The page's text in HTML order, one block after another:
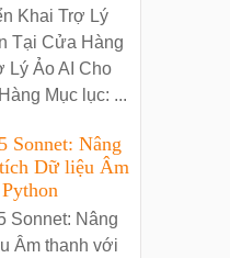
Khai Trợ Lý
Tại Cửa Hàng
Lý Ảo AI Cho
Mục lục: ...
Sonnet: Nâng
Dữ liệu Âm
Sonnet: Nâng
Âm thanh với